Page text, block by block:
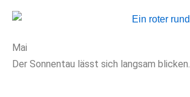
Mai
Der Sonnentau lässt sich langsam blicken.